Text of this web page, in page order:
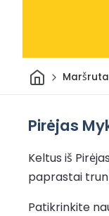
Pradžia
Pirėjas
Keltus iš
paprastai
Patikrinkite